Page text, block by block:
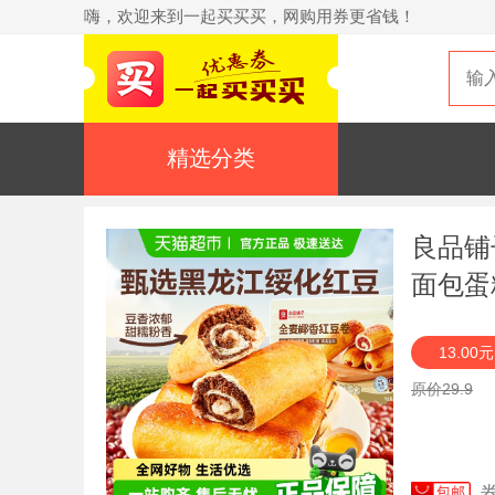
嗨，欢迎来到一起买买买，网购用券更省钱！
精选分类
良品
面包
13.00
原价29.9